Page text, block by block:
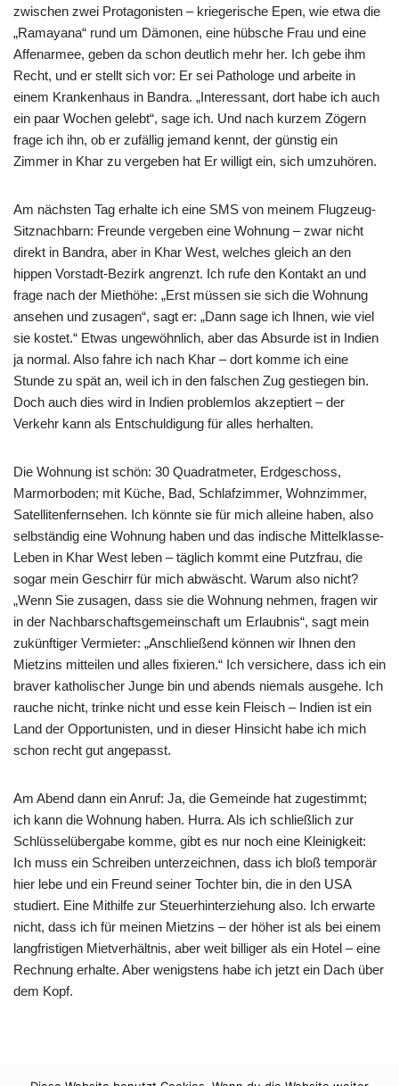
zwischen zwei Protagonisten – kriegerische Epen, wie etwa die
„Ramayana“ rund um Dämonen, eine hübsche Frau und eine
Affenarmee, geben da schon deutlich mehr her. Ich gebe ihm
Recht, und er stellt sich vor: Er sei Pathologe und arbeite in
einem Krankenhaus in Bandra. „Interessant, dort habe ich auch
ein paar Wochen gelebt“, sage ich. Und nach kurzem Zögern
frage ich ihn, ob er zufällig jemand kennt, der günstig ein
Zimmer in Khar zu vergeben hat Er willigt ein, sich umzuhören.
Am nächsten Tag erhalte ich eine SMS von meinem Flugzeug-
Sitznachbarn: Freunde vergeben eine Wohnung – zwar nicht
direkt in Bandra, aber in Khar West, welches gleich an den
hippen Vorstadt-Bezirk angrenzt. Ich rufe den Kontakt an und
frage nach der Miethöhe: „Erst müssen sie sich die Wohnung
ansehen und zusagen“, sagt er: „Dann sage ich Ihnen, wie viel
sie kostet.“ Etwas ungewöhnlich, aber das Absurde ist in Indien
ja normal. Also fahre ich nach Khar – dort komme ich eine
Stunde zu spät an, weil ich in den falschen Zug gestiegen bin.
Doch auch dies wird in Indien problemlos akzeptiert – der
Verkehr kann als Entschuldigung für alles herhalten.
Die Wohnung ist schön: 30 Quadratmeter, Erdgeschoss,
Marmorboden; mit Küche, Bad, Schlafzimmer, Wohnzimmer,
Satellitenfernsehen. Ich könnte sie für mich alleine haben, also
selbständig eine Wohnung haben und das indische Mittelklasse-
Leben in Khar West leben – täglich kommt eine Putzfrau, die
sogar mein Geschirr für mich abwäscht. Warum also nicht?
„Wenn Sie zusagen, dass sie die Wohnung nehmen, fragen wir
in der Nachbarschaftsgemeinschaft um Erlaubnis“, sagt mein
zukünftiger Vermieter: „Anschließend können wir Ihnen den
Mietzins mitteilen und alles fixieren.“ Ich versichere, dass ich ein
braver katholischer Junge bin und abends niemals ausgehe. Ich
rauche nicht, trinke nicht und esse kein Fleisch – Indien ist ein
Land der Opportunisten, und in dieser Hinsicht habe ich mich
schon recht gut angepasst.
Am Abend dann ein Anruf: Ja, die Gemeinde hat zugestimmt;
ich kann die Wohnung haben. Hurra. Als ich schließlich zur
Schlüsselübergabe komme, gibt es nur noch eine Kleinigkeit:
Ich muss ein Schreiben unterzeichnen, dass ich bloß temporär
hier lebe und ein Freund seiner Tochter bin, die in den USA
studiert. Eine Mithilfe zur Steuerhinterziehung also. Ich erwarte
nicht, dass ich für meinen Mietzins – der höher ist als bei einem
langfristigen Mietverhältnis, aber weit billiger als ein Hotel – eine
Rechnung erhalte. Aber wenigstens habe ich jetzt ein Dach über
dem Kopf.